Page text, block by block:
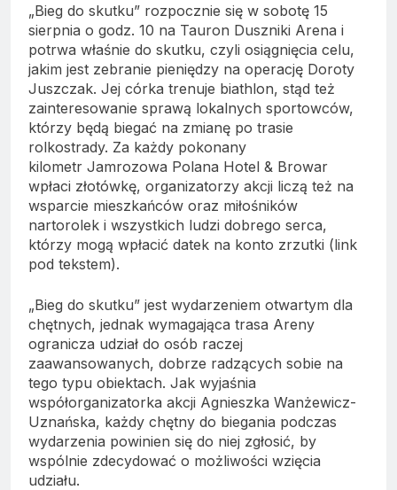
„Bieg do skutku” rozpocznie się w sobotę 15
sierpnia o godz. 10 na Tauron Duszniki Arena i
potrwa właśnie do skutku, czyli osiągnięcia celu,
jakim jest zebranie pieniędzy na operację Doroty
Juszczak. Jej córka trenuje biathlon, stąd też
zainteresowanie sprawą lokalnych sportowców,
którzy będą biegać na zmianę po trasie
rolkostrady. Za każdy pokonany
kilometr Jamrozowa Polana Hotel & Browar
wpłaci złotówkę, organizatorzy akcji liczą też na
wsparcie mieszkańców oraz miłośników
nartorolek i wszystkich ludzi dobrego serca,
którzy mogą wpłacić datek na konto zrzutki (link
pod tekstem).
„Bieg do skutku” jest wydarzeniem otwartym dla
chętnych, jednak wymagająca trasa Areny
ogranicza udział do osób raczej
zaawansowanych, dobrze radzących sobie na
tego typu obiektach. Jak wyjaśnia
współorganizatorka akcji Agnieszka Wanżewicz-
Uznańska, każdy chętny do biegania podczas
wydarzenia powinien się do niej zgłosić, by
wspólnie zdecydować o możliwości wzięcia
udziału.